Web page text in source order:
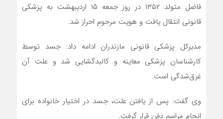
فاضل متولد ۱۳۵۲ در روز جمعه ۱۵ اردیبهشت به پزشکی
قانونی انتقال یافت و هویت مرحوم احراز شد.
مدیرکل پزشکی قانونی مازندران ادامه داد: جسد توسط
کارشناسان پزشکی معاینه و کالبدگشایی شد و علت آن
غرق‌شدگی است.
وی گفت: پس از یافتن علت، جسد در اختیار خانواده برای
انجام مراسم دفن قرار گرفت.